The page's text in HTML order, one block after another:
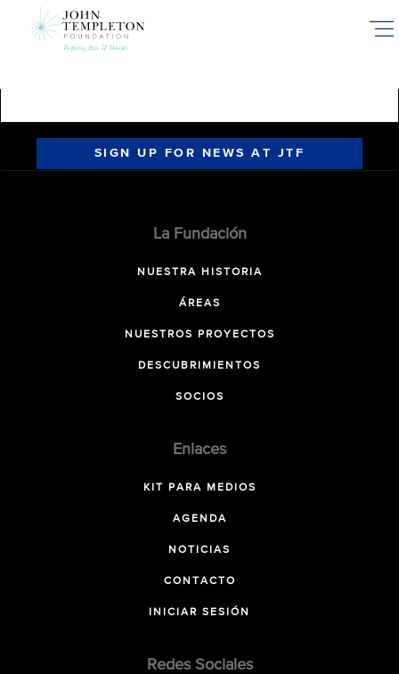
SIGN UP FOR NEWS AT JTF
La Fundación
NUESTRA HISTORIA
ÁREAS
NUESTROS PROYECTOS
DESCUBRIMIENTOS
SOCIOS
Enlaces
KIT PARA MEDIOS
AGENDA
NOTICIAS
CONTACTO
INICIAR SESIÓN
Redes Sociales